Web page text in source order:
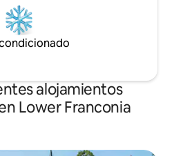
alojamientos
Lower Franconia